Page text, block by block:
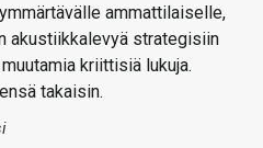
ammattilaiselle,
akustiikkalevyä strategisiin
kriittisiä lukuja.
takaisin.